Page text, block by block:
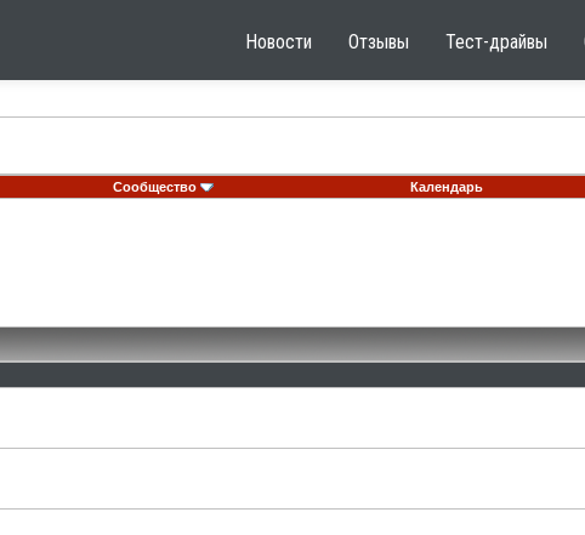
Новости Отзывы Тест-драйвы
Сообщество Календарь